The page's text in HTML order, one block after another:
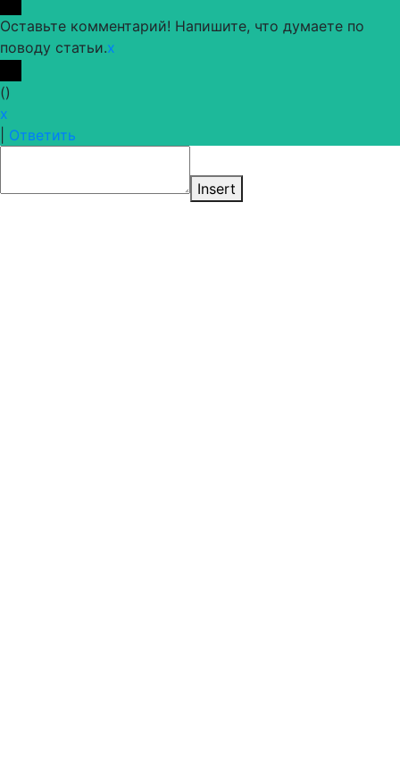
Оставьте комментарий! Напишите, что думаете по
поводу статьи.x
()
x
Ответить
Insert